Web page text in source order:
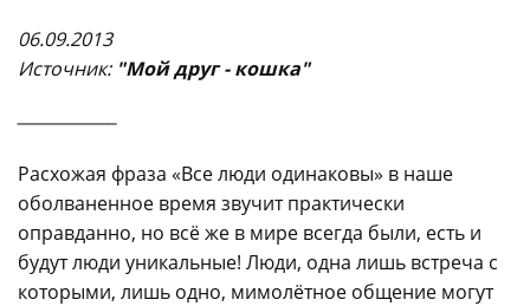
06.09.2013
Источник: "Мой друг - кошка"
Расхожая фраза «Все люди одинаковы» в наше
оболваненное время звучит практически
оправданно, но всё же в мире всегда были, есть и
будут люди уникальные! Люди, одна лишь встреча с
которыми, лишь одно, мимолётное общение могут